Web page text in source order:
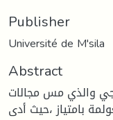
Publisher
Université de M'sila
Abstract
والذي مس مجالات
بامتياز ،حيث أدى